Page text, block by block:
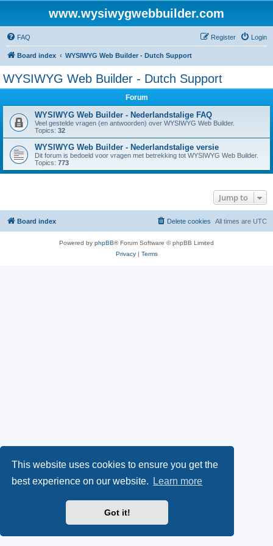
This website uses cookies to ensure you get the
best experience on our website.
Learn more
Got it!
www.wysiwygwebbuilder.com
FAQ Login
Register
Board index WYSIWYG Web Builder - Dutch Support
WYSIWYG Web Builder - Dutch Support
Forum
WYSIWYG Web Builder - Nederlandstalige FAQ
Veel gestelde vragen (en antwoorden) over WYSIWYG Web Builder.
Topics: 32
WYSIWYG Web Builder - Nederlandstalige versie
Dit forum is bedoeld voor vragen met betrekking tot WYSIWYG Web Builder.
Topics: 773
Jump to
Board index All times are UTC
Delete cookies
Powered by phpBB® Forum Software © phpBB Limited
Privacy| Terms